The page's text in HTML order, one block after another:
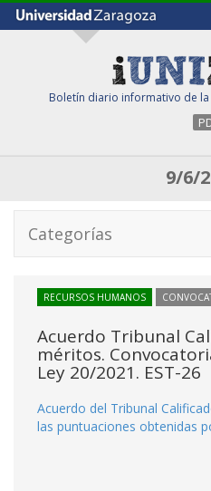
Boletín diario informativo de la
9/6/
Categorías
RECURSOS HUMANOS
Acuerdo Tribunal
méritos.
Ley 20/2021. EST-26
Acuerdo del Tribunal
las puntuaciones obtenidas